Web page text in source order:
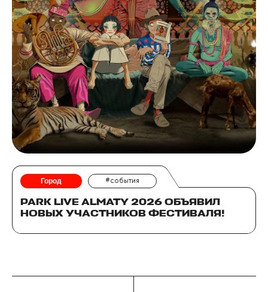
Город #события
PARK LIVE ALMATY 2026 ОБЪЯВИЛ
НОВЫХ УЧАСТНИКОВ ФЕСТИВАЛЯ!